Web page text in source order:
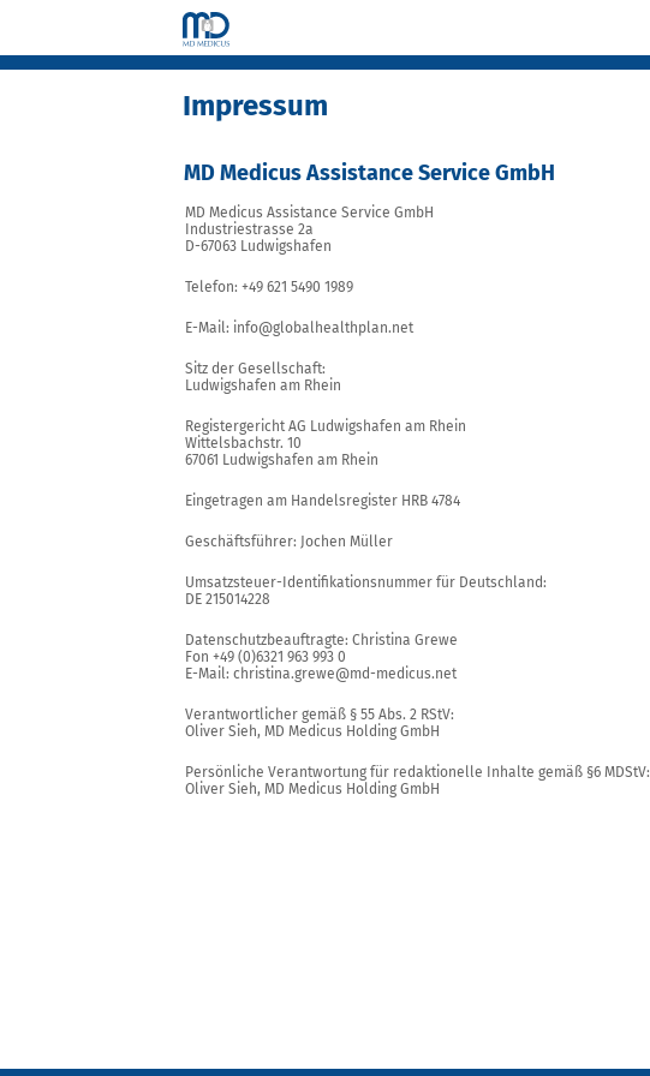
Impressum
MD Medicus Assistance Service GmbH
MD Medicus Assistance Service GmbH
Industriestrasse 2a
D-67063 Ludwigshafen
Telefon: +49 621 5490 1989
E-Mail: info@globalhealthplan.net
Sitz der Gesellschaft:
Ludwigshafen am Rhein
Registergericht AG Ludwigshafen am Rhein
Wittelsbachstr. 10
67061 Ludwigshafen am Rhein
Eingetragen am Handelsregister HRB 4784
Geschäftsführer: Jochen Müller
Umsatzsteuer-Identifikationsnummer für Deutschland:
DE 215014228
Datenschutzbeauftragte: Christina Grewe
Fon +49 (0)6321 963 993 0
E-Mail: christina.grewe@md-medicus.net
Verantwortlicher gemäß § 55 Abs. 2 RStV:
Oliver Sieh, MD Medicus Holding GmbH
Persönliche Verantwortung für redaktionelle Inhalte gemäß §6 MDStV:
Oliver Sieh, MD Medicus Holding GmbH